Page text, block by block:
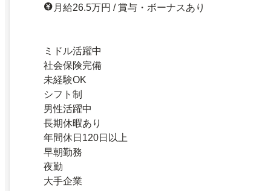
月給26.5万円 / 賞与・ボーナスあり
ミドル活躍中
社会保険完備
未経験OK
シフト制
男性活躍中
長期休暇あり
年間休日120日以上
早朝勤務
夜勤
大手企業